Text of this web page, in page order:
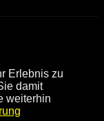
Erlebnis zu
damit
weiterhin